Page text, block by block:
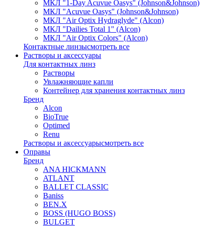
МКЛ "1-Day Acuvue Oasys" (Johnson&Johnson)
МКЛ "Acuvue Oasys" (Johnson&Johnson)
МКЛ "Air Optix Hydraglyde" (Alcon)
МКЛ "Dailies Total 1" (Alcon)
МКЛ "Air Optix Colors" (Alcon)
Контактные линзысмотреть все
Растворы и аксессуары
Для контактных линз
Растворы
Увлажняющие капли
Контейнер для хранения контактных линз
Бренд
Alcon
BioTrue
Optimed
Renu
Растворы и аксессуарысмотреть все
Оправы
Бренд
ANA HICKMANN
ATLANT
BALLET CLASSIC
Baniss
BEN.X
BOSS (HUGO BOSS)
BULGET